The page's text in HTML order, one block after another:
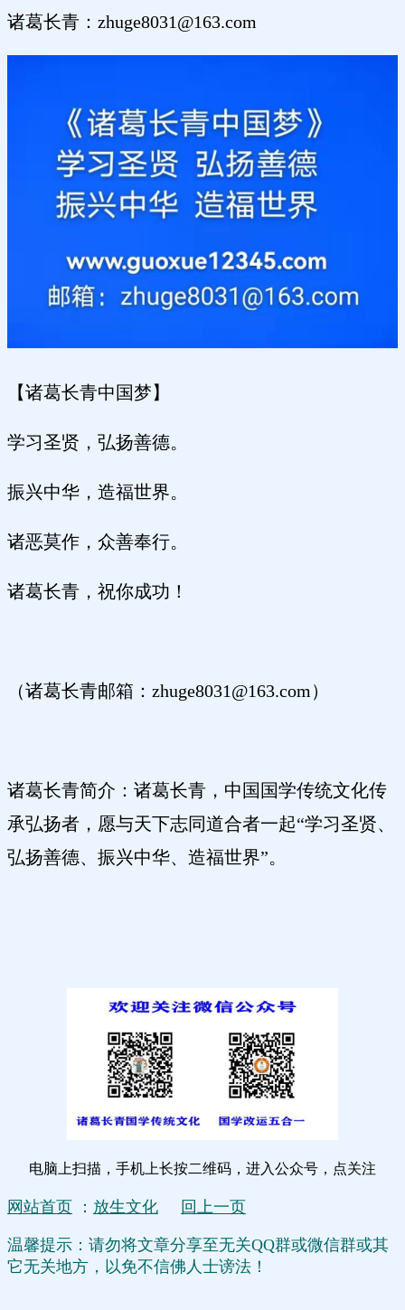
诸葛长青：zhuge8031@163.com
【诸葛长青中国梦】
学习圣贤，弘扬善德。
振兴中华，造福世界。
诸恶莫作，众善奉行。
诸葛长青，祝你成功！
（诸葛长青邮箱：zhuge8031@163.com）
诸葛长青简介：诸葛长青，中国国学传统文化传
承弘扬者，愿与天下志同道合者一起“学习圣贤、
弘扬善德、振兴中华、造福世界”。
电脑上扫描，手机上长按二维码，进入公众号，点关注
网站首页 ： 放生文化 回上一页
温馨提示：请勿将文章分享至无关QQ群或微信群或其
它无关地方，以免不信佛人士谤法！